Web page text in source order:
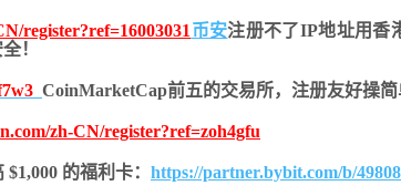
register?ref=16003031 币安注册不了IP地址用香
！
CoinMarketCap前五的交易所，注册友好操简
zh-CN/register?ref=zoh4gfu
的福利卡： https://partner.bybit.com/b/49808